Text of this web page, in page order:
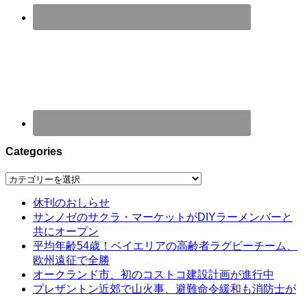
Categories
Categories
休刊のおしらせ
サンノゼのサクラ・マーケットがDIYラーメンバーと
共にオープン
平均年齢54歳！ベイエリアの高齢者ラグビーチーム、
欧州遠征で全勝
オークランド市、初のコストコ建設計画が進行中
プレザントン近郊で山火事、避難命令緩和も消防士が